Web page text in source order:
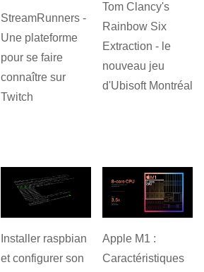
StreamRunners -
Une plateforme
pour se faire
connaître sur
Twitch
Tom Clancy's
Rainbow Six
Extraction - le
nouveau jeu
d'Ubisoft Montréal
Installer raspbian
et configurer son
Apple M1 :
Caractéristiques